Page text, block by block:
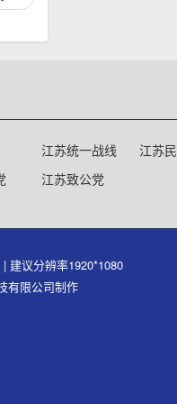
江苏统一战线
江苏
江苏致公党
| 建议分辨率1920*1080
有限公司制作